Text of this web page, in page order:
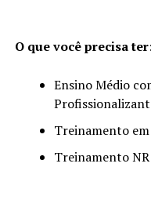
O que você precisa
Ensino Médio
Treinamento
Treinamento